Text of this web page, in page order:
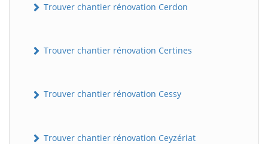
Trouver chantier rénovation Cerdon
Trouver chantier rénovation Certines
Trouver chantier rénovation Cessy
Trouver chantier rénovation Ceyzériat